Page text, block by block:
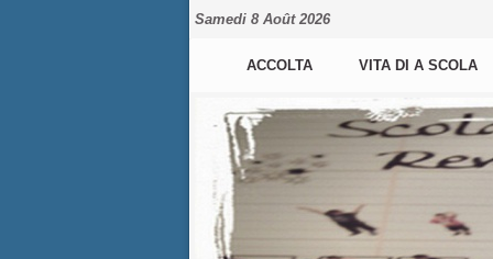
Samedi 8 Août 2026
ACCOLTA VITA DI A SCOLA